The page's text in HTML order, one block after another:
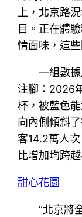
上，北京路
目。正在體
情面味，這
一組數
注腳：2026
杯，被藍色
向內側傾斜
客14.2萬人
比增加均跨
甜心花園
“北京將